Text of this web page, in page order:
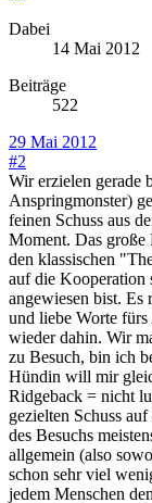
Dabei
14 Mai 2012
Beiträge
522
29 Mai 2012
#2
Wir erzielen gerade
Anspringmonster)
feinen Schuss aus
Moment. Das große
den klassischen
auf die Kooperation
angewiesen bist. Es
und liebe Worte
wieder dahin. Wir
zu Besuch, bin ich
Hündin will mir
Ridgeback = nicht
gezielten Schuss
des Besuchs
allgemein (also
schon sehr viel
jedem Menschen